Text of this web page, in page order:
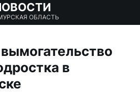
ОБЛАСТЬ
в